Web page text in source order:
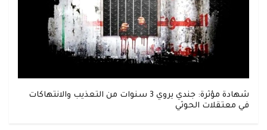
شهادة مؤثرة: جندي يروي 3 سنوات من التعذيب والانتهاكات
في معتقلات الحوثي